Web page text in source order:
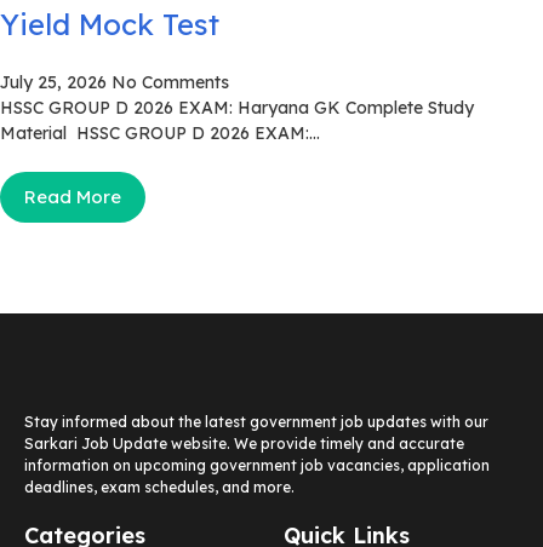
Yield Mock Test
July 25, 2026 No Comments
HSSC GROUP D 2026 EXAM: Haryana GK Complete Study
Material HSSC GROUP D 2026 EXAM:...
Read More
Stay informed about the latest government job updates with our
Sarkari Job Update website. We provide timely and accurate
information on upcoming government job vacancies, application
deadlines, exam schedules, and more.
Categories Quick Links